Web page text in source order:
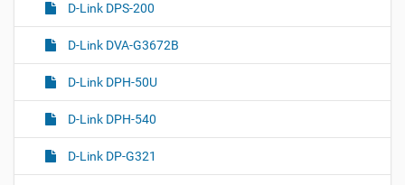
D-Link DPS-200
D-Link DVA-G3672B
D-Link DPH-50U
D-Link DPH-540
D-Link DP-G321